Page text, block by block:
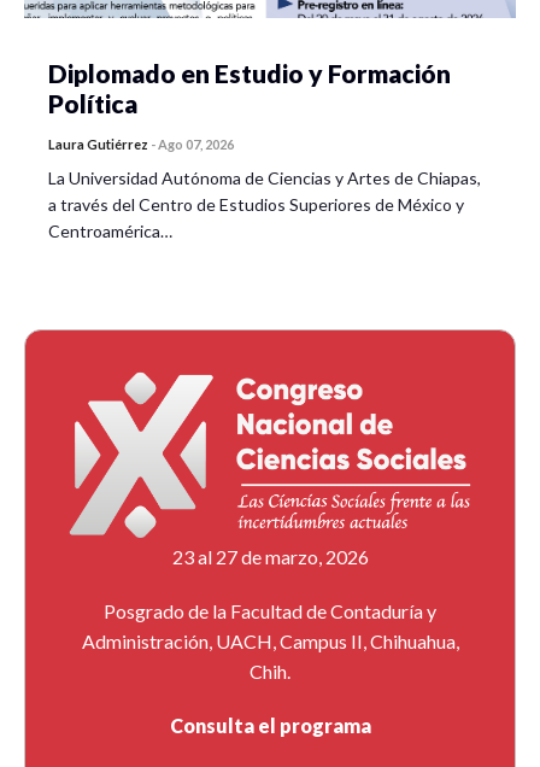
Diplomado en Estudio y Formación
Política
Laura Gutiérrez -Ago 07, 2026
La Universidad Autónoma de Ciencias y Artes de Chiapas,
a través del Centro de Estudios Superiores de México y
Centroamérica…
23 al 27 de marzo, 2026
Posgrado de la Facultad de Contaduría y
Administración, UACH, Campus II, Chihuahua,
Chih.
Consulta el programa